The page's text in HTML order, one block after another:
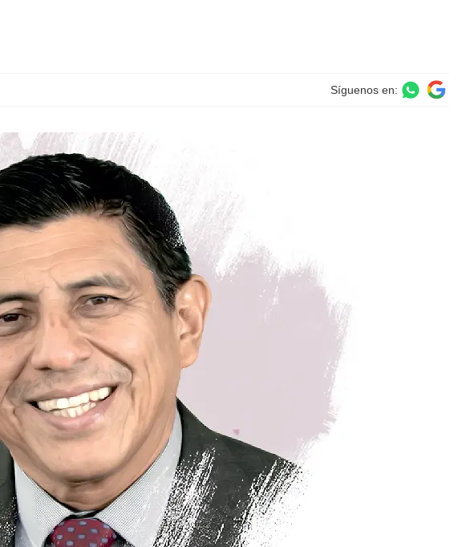
Síguenos en: